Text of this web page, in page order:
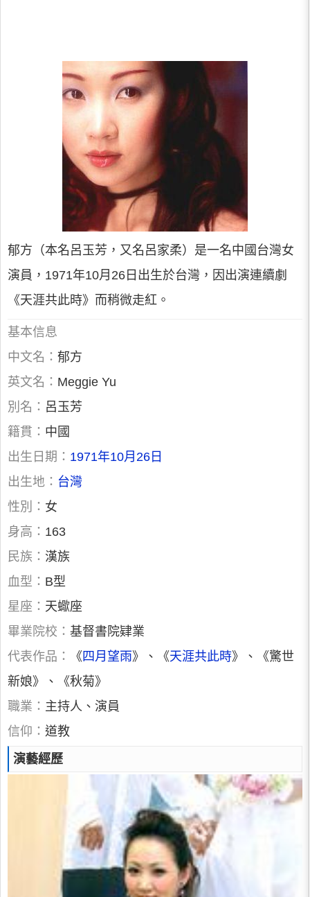
郁方（本名呂玉芳，又名呂家柔）是一名中國台灣女
演員，1971年10月26日出生於台灣，因出演連續劇
《天涯共此時》而稍微走紅。
基本信息
中文名： 郁方
英文名： Meggie Yu
別名： 呂玉芳
籍貫： 中國
出生日期： 1971年10月26日
出生地： 台灣
性別： 女
身高： 163
民族： 漢族
血型： B型
星座： 天蠍座
畢業院校： 基督書院肄業
代表作品：
《 四月望雨》、《天涯共此時》、《驚世
新娘》、《秋菊》
職業： 主持人、演員
信仰： 道教
演藝經歷